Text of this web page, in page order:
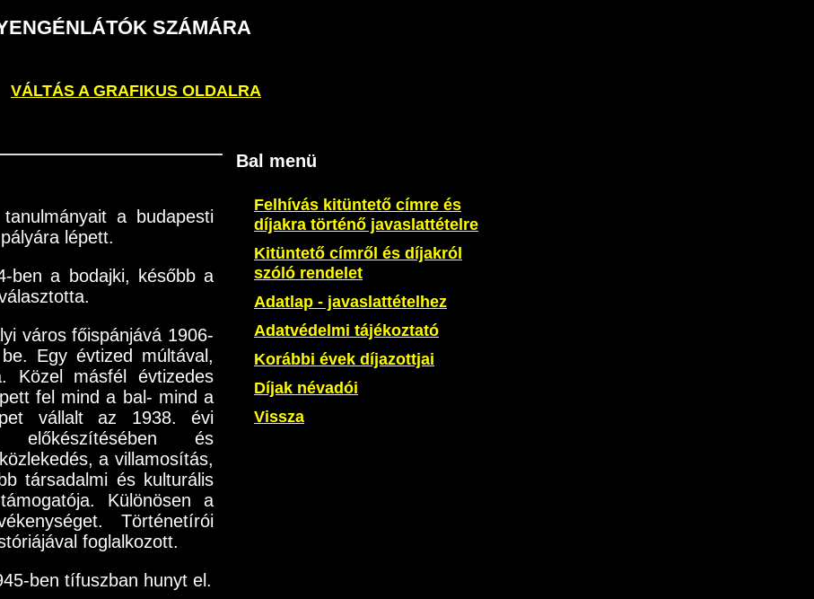
SZÁMÁRA
VÁLTÁS A GRAFIKUS OLDALRA
a budapesti
lépett.
ben a bodajki, később a
város főispánjává 1906-
Egy évtized múltával,
Közel másfél évtizedes
fel mind a bal- mind a
vállalt az 1938. évi
előkészítésében és
a villamosítás,
társadalmi és kulturális
Különösen a
Történetírói
foglalkozott.
ben tífuszban hunyt el.
Bal menü
Felhívás kitüntető címre és
díjakra történő javaslattételre
Kitüntető címről és díjakról
szóló rendelet
Adatlap - javaslattételhez
Adatvédelmi tájékoztató
Korábbi évek díjazottjai
Díjak névadói
Vissza